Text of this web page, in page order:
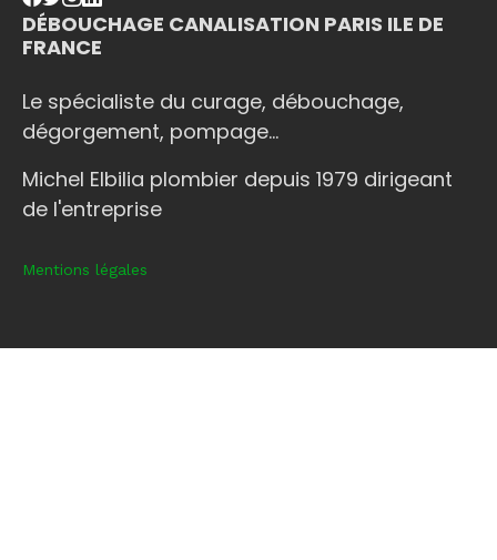
DÉBOUCHAGE CANALISATION PARIS ILE DE
FRANCE
Le spécialiste du curage, débouchage,
dégorgement, pompage...
Michel Elbilia plombier depuis 1979 dirigeant
de l'entreprise
Mentions légales